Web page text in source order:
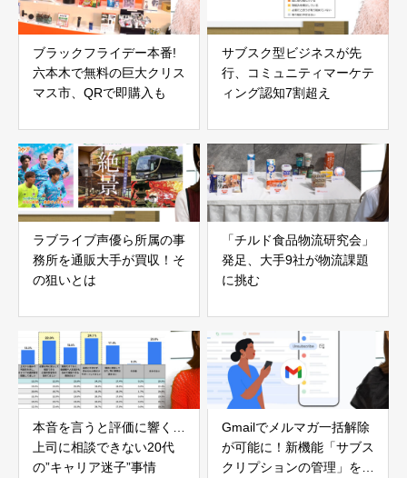
ブラックフライデー本番!
六本木で無料の巨大クリス
マス市、QRで即購入も
サブスク型ビジネスが先
行、コミュニティマーケテ
ィング認知7割超え
ラブライブ声優ら所属の事
務所を通販大手が買収！そ
の狙いとは
「チルド食品物流研究会」
発足、大手9社が物流課題
に挑む
本音を言うと評価に響く…
上司に相談できない20代
の”キャリア迷子”事情
Gmailでメルマガ一括解除
が可能に！新機能「サブス
クリプションの管理」を発